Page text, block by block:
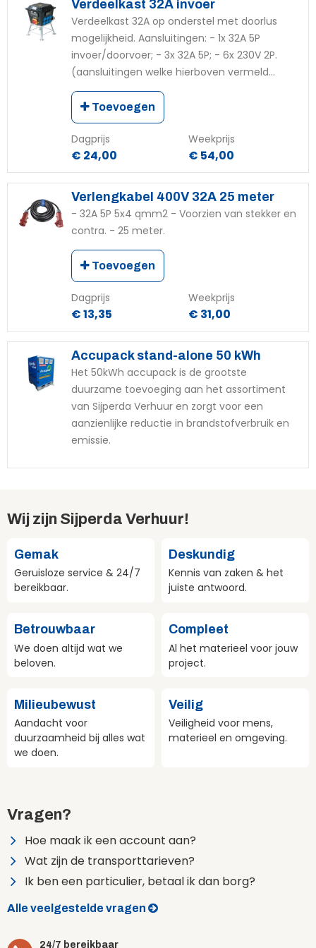
Verdeelkast 32A invoer
Verdeelkast 32A op onderstel met doorlus
mogelijkheid. Aansluitingen: - 1x 32A 5P
invoer/doorvoer; - 3x 32A 5P; - 6x 230V 2P.
(aansluitingen welke hierboven vermeld...
Toevoegen
Dagprijs
€ 24,00
Weekprijs
€ 54,00
Verlengkabel 400V 32A 25 meter
- 32A 5P 5x4 qmm2 - Voorzien van stekker en
contra. - 25 meter.
Toevoegen
Dagprijs
€ 13,35
Weekprijs
€ 31,00
Accupack stand-alone 50 kWh
Het 50kWh accupack is de grootste
duurzame toevoeging aan het assortiment
van Sijperda Verhuur en zorgt voor een
aanzienlijke reductie in brandstofverbruik en
emissie.
Wij zijn Sijperda Verhuur!
Gemak
Geruisloze service & 24/7
bereikbaar.
Deskundig
Kennis van zaken & het
juiste antwoord.
Betrouwbaar
We doen altijd wat we
beloven.
Compleet
Al het materieel voor jouw
project.
Milieubewust
Aandacht voor
duurzaamheid bij alles wat
we doen.
Veilig
Veiligheid voor mens,
materieel en omgeving.
Vragen?
Hoe maak ik een account aan?
Wat zijn de transporttarieven?
Ik ben een particulier, betaal ik dan borg?
Alle veelgestelde vragen
24/7 bereikbaar